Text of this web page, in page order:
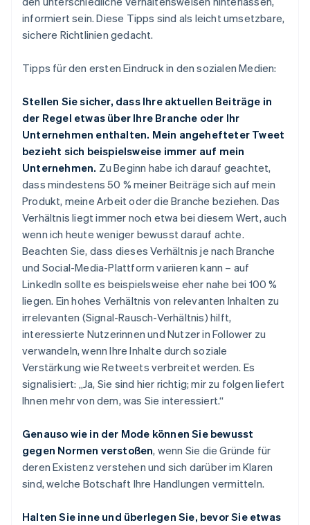
informiert sein. Diese Tipps sind als leicht umsetzbare,
sichere Richtlinien gedacht.
Tipps für den ersten Eindruck in den sozialen Medien:
Stellen Sie sicher, dass Ihre aktuellen Beiträge in
der Regel etwas über Ihre Branche oder Ihr
Unternehmen enthalten. Mein angehefteter Tweet
bezieht sich beispielsweise immer auf mein
Unternehmen. Zu Beginn habe ich darauf geachtet,
dass mindestens 50 % meiner Beiträge sich auf mein
Produkt, meine Arbeit oder die Branche beziehen. Das
Verhältnis liegt immer noch etwa bei diesem Wert, auch
wenn ich heute weniger bewusst darauf achte.
Beachten Sie, dass dieses Verhältnis je nach Branche
und Social-Media-Plattform variieren kann – auf
LinkedIn sollte es beispielsweise eher nahe bei 100 %
liegen. Ein hohes Verhältnis von relevanten Inhalten zu
irrelevanten (Signal-Rausch-Verhältnis) hilft,
interessierte Nutzerinnen und Nutzer in Follower zu
verwandeln, wenn Ihre Inhalte durch soziale
Verstärkung wie Retweets verbreitet werden. Es
signalisiert: „Ja, Sie sind hier richtig; mir zu folgen liefert
Ihnen mehr von dem, was Sie interessiert.“
Genauso wie in der Mode können Sie bewusst
gegen Normen verstoßen, wenn Sie die Gründe für
deren Existenz verstehen und sich darüber im Klaren
sind, welche Botschaft Ihre Handlungen vermitteln.
Halten Sie inne und überlegen Sie, bevor Sie etwas